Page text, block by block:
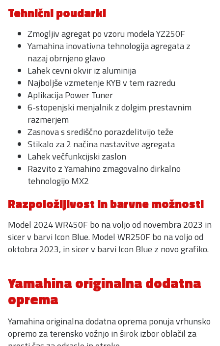
Tehnični poudarki
Zmogljiv agregat po vzoru modela YZ250F
Yamahina inovativna tehnologija agregata z
nazaj obrnjeno glavo
Lahek cevni okvir iz aluminija
Najboljše vzmetenje KYB v tem razredu
Aplikacija Power Tuner
6-stopenjski menjalnik z dolgim prestavnim
razmerjem
Zasnova s središčno porazdelitvijo teže
Stikalo za 2 načina nastavitve agregata
Lahek večfunkcijski zaslon
Razvito z Yamahino zmagovalno dirkalno
tehnologijo MX2
Razpoložljivost in barvne možnosti
Model 2024 WR450F bo na voljo od novembra 2023 in
sicer v barvi Icon Blue. Model WR250F bo na voljo od
oktobra 2023, in sicer v barvi Icon Blue z novo grafiko.
Yamahina originalna dodatna
oprema
Yamahina originalna dodatna oprema ponuja vrhunsko
opremo za terensko vožnjo in širok izbor oblačil za